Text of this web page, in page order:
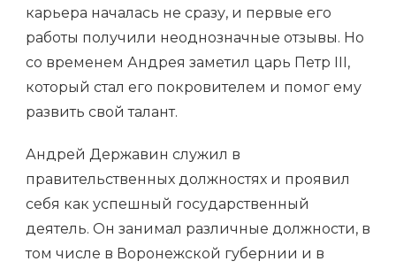
карьера началась не сразу, и первые его
работы получили неоднозначные отзывы. Но
со временем Андрея заметил царь Петр III,
который стал его покровителем и помог ему
развить свой талант.
Андрей Державин служил в
правительственных должностях и проявил
себя как успешный государственный
деятель. Он занимал различные должности, в
том числе в Воронежской губернии и в